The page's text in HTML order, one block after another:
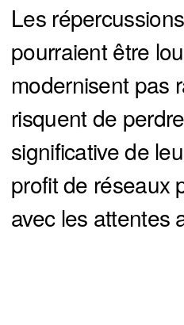
Les
pourraient être
modernisent pas
risquent de
significative de
profit de réseaux
avec les attentes